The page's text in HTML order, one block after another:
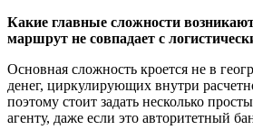
Какие главные сложности
маршрут не совпадает с
Основная сложность кроется не в
денег, циркулирующих внутри
поэтому стоит задать несколько
агенту, даже если это авторитетный